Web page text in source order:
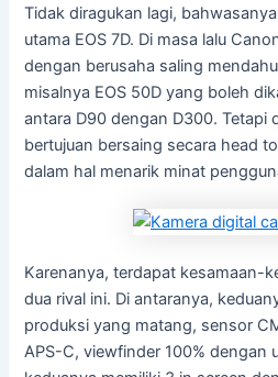
Tidak diragukan lagi,
utama EOS 7D. Di masa lalu
dengan berusaha saling
misalnya EOS 50D yang boleh
antara D90 dengan D300. Tetapi
bertujuan bersaing secara head
dalam hal menarik minat
Karenanya, terdapat kesamaan-
dua rival ini. Di antaranya,
produksi yang matang, sensor
APS-C, viewfinder 100% dengan